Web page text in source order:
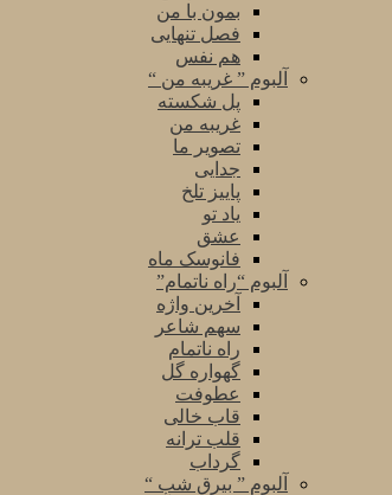
بمون با من
فصل تنهایی
هم نفس
آلبوم ” غریبه من “
پل شکسته
غریبه من
تصویر ما
جدایی
پاییز تلخ
یاد تو
عشق
فانوسک ماه
آلبوم “راه ناتمام”
آخرین واژه
سهم شاعر
راه ناتمام
گهواره گل
عطوفت
قاب خالی
قلب ترانه
گرداب
آلبوم ” بیرق شب “